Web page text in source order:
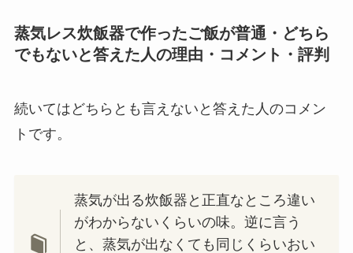
蒸気レス炊飯器で作ったご飯が普通・どちら
でもないと答えた人の理由・コメント・評判
続いてはどちらとも言えないと答えた人のコメン
トです。
蒸気が出る炊飯器と正直なところ違い
がわからないくらいの味。逆に言う
と、蒸気が出なくても同じくらいおい